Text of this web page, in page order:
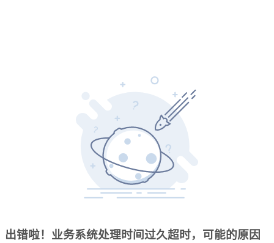
出错啦！业务系统处理时间过久超时，可能的原因